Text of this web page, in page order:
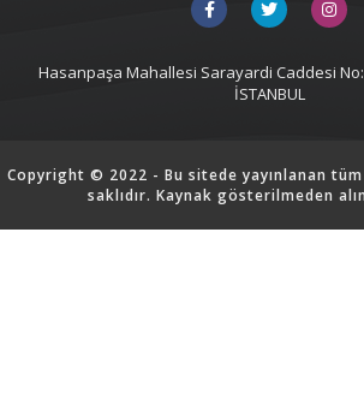
Hasanpaşa Mahallesi Sarayardi Caddesi No:
İSTANBUL
Copyright © 2022 - Bu sitede yayınlanan
saklıdır. Kaynak gösterilmeden